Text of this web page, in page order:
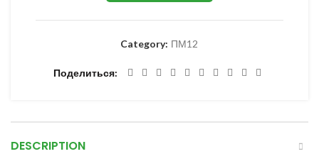
Category: ПМ12
Поделиться
DESCRIPTION